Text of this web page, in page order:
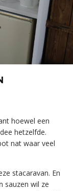
hoewel een
hetzelfde.
nat waar veel
stacaravan. En
sauzen wil ze